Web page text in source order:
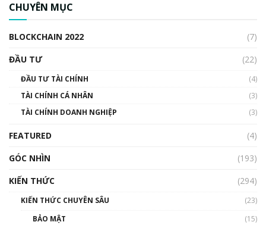
00:02:14
Nhìn lại năm 2022: Những sự kiện ảnh hưởng
đến hệ sinh thái tiền mã hoá | Phổ cập
CHUYÊN MỤC
BLOCKCHAIN 2022
(7)
ĐẦU TƯ
(22)
ĐẦU TƯ TÀI CHÍNH
(4)
TÀI CHÍNH CÁ NHÂN
(3)
TÀI CHÍNH DOANH NGHIỆP
(3)
FEATURED
(4)
GÓC NHÌN
(193)
KIẾN THỨC
(294)
KIẾN THỨC CHUYÊN SÂU
(23)
BẢO MẬT
(15)